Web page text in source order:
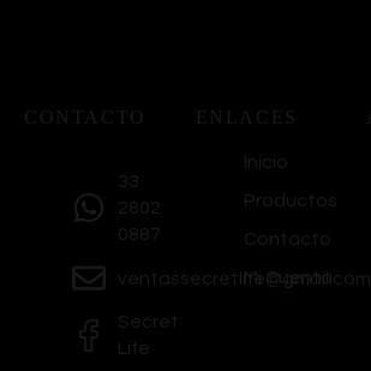
CONTACTO
33
2802
0887
ventassecretlife@gmail.com
Secret
Life
ENLACES
Inicio
Productos
Contacto
Mi Cuenta